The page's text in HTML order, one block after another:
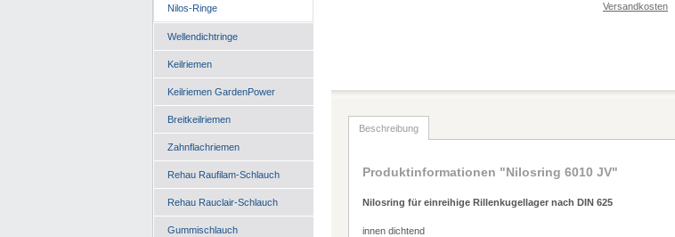
Nilos-Ringe
Wellendichtringe
Keilriemen
Keilriemen GardenPower
Breitkeilriemen
Zahnflachriemen
Rehau Raufilam-Schlauch
Rehau Rauclair-Schlauch
Gummischlauch
Versandkosten
Beschreibung
Produktinformationen "Nilosring 6010 JV"
Nilosring für einreihige Rillenkugellager nach DIN 625
innen dichtend